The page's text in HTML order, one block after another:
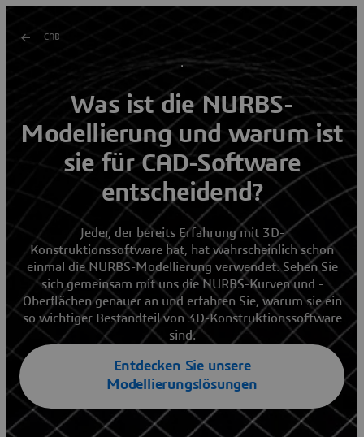
CAD
Was ist die NURBS-
Modellierung und warum ist
sie für CAD-Software
entscheidend?
Jeder, der bereits Erfahrung mit 3D-
Konstruktionssoftware hat, hat wahrscheinlich schon
einmal die NURBS-Modellierung verwendet. Sehen Sie
sich gemeinsam mit uns die NURBS-Kurven und -
Oberflächen genauer an und erfahren Sie, warum sie ein
so wichtiger Bestandteil von 3D-Konstruktionssoftware
sind.
Entdecken Sie unsere
Modellierungslösungen